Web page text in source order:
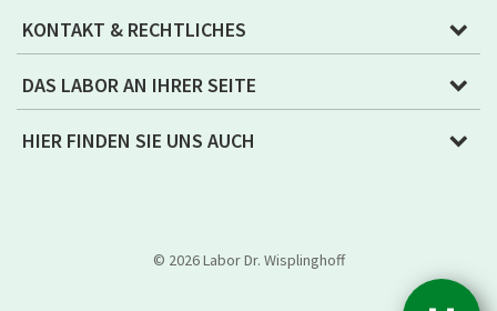
KONTAKT & RECHTLICHES
DAS LABOR AN IHRER SEITE
HIER FINDEN SIE UNS AUCH
© 2026 Labor Dr. Wisplinghoff